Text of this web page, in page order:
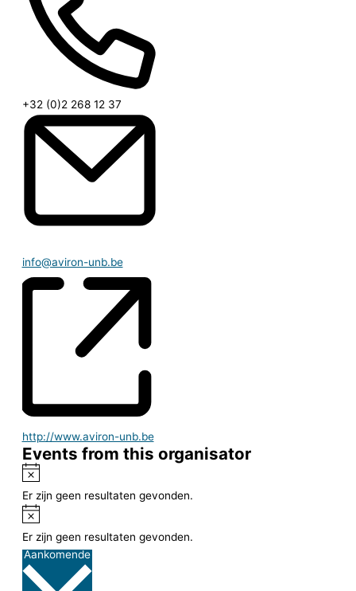
Phone
+32 (0)2 268 12 37
Email
info@aviron-unb.be
Website
http://www.aviron-unb.be
Events from this organisator
Notice
Er zijn geen resultaten gevonden.
Notice
Er zijn geen resultaten gevonden.
AankomendeSelecteer
een